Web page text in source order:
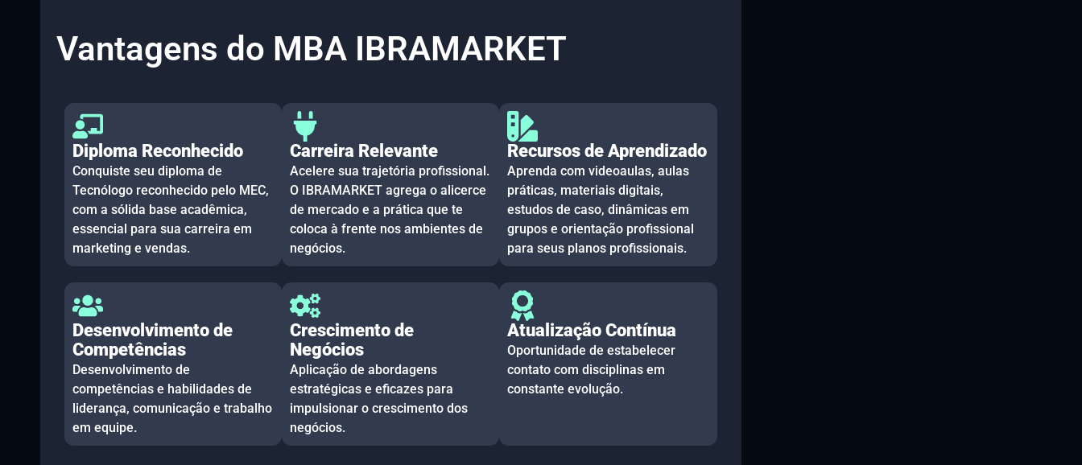
Vantagens do MBA IBRAMARKET
Diploma Reconhecido
Conquiste seu diploma de
Tecnólogo reconhecido pelo MEC,
com a sólida base acadêmica,
essencial para sua carreira em
marketing e vendas.
Carreira Relevante
Acelere sua trajetória profissional.
O IBRAMARKET agrega o alicerce
de mercado e a prática que te
coloca à frente nos ambientes de
negócios.
Recursos de Aprendizado
Aprenda com videoaulas, aulas
práticas, materiais digitais,
estudos de caso, dinâmicas em
grupos e orientação profissional
para seus planos profissionais.
Desenvolvimento de
Competências
Desenvolvimento de
competências e habilidades de
liderança, comunicação e trabalho
em equipe.
Crescimento de
Negócios
Aplicação de abordagens
estratégicas e eficazes para
impulsionar o crescimento dos
negócios.
Atualização Contínua
Oportunidade de estabelecer
contato com disciplinas em
constante evolução.